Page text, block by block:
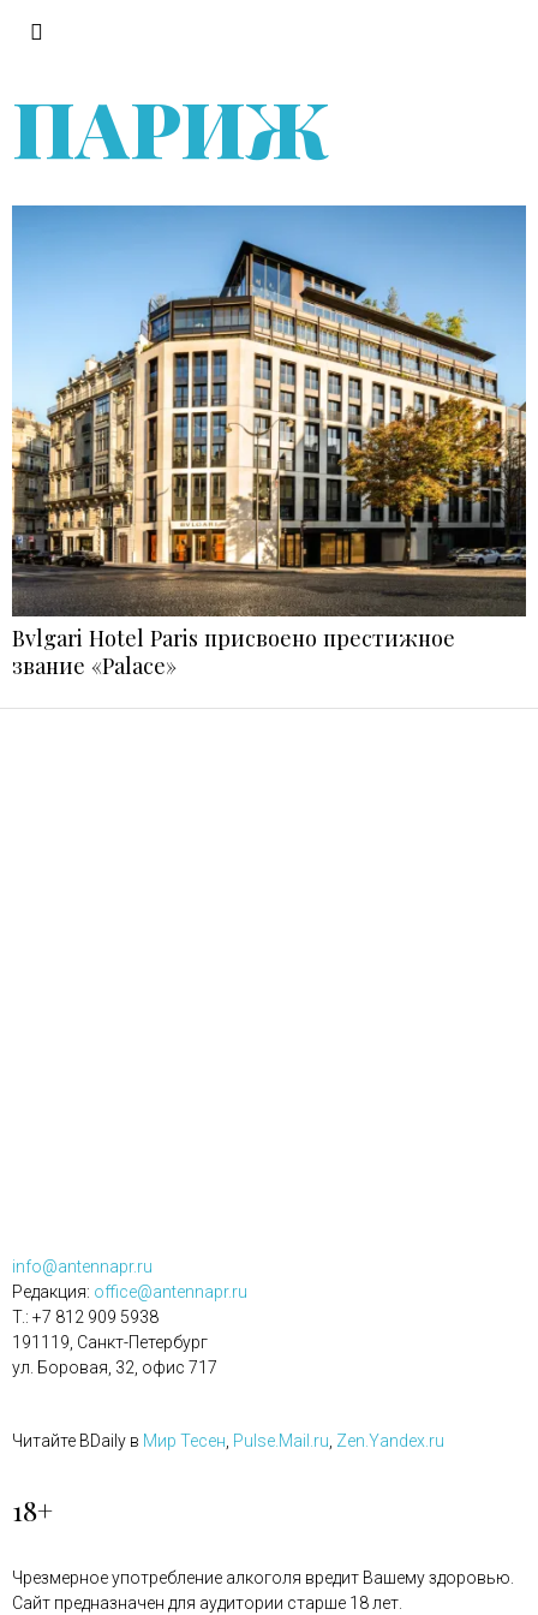
ПАРИЖ
Bvlgari Hotel Paris присвоено престижное
звание «Palace»
info@antennapr.ru
Редакция: office@antennapr.ru
T.: +7 812 909 5938
191119, Санкт-Петербург
ул. Боровая, 32, офис 717
Читайте BDaily в Мир Тесен, Pulse.Mail.ru, Zen.Yandex.ru
18+
Чрезмерное употребление алкоголя вредит Вашему здоровью.
Сайт предназначен для аудитории старше 18 лет.